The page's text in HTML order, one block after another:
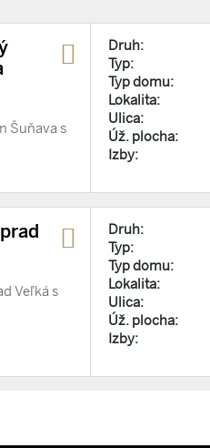
Šuňava s
Druh:
Typ:
Typ domu:
Lokalita:
Ulica:
Úž. plocha:
Izby:
Veľká s
Druh:
Typ:
Typ domu:
Lokalita:
Ulica:
Úž. plocha:
Izby: